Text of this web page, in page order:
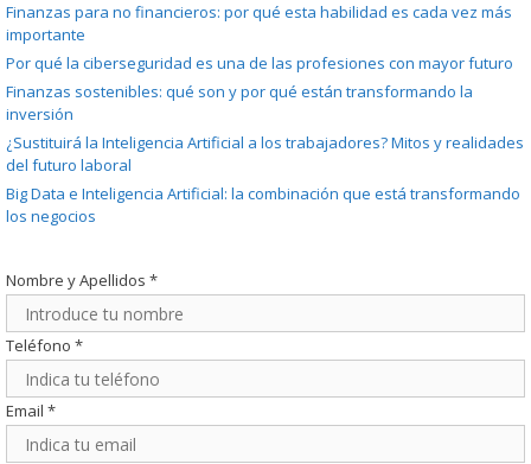
Finanzas para no financieros: por qué esta habilidad es cada vez más
importante
Por qué la ciberseguridad es una de las profesiones con mayor futuro
Finanzas sostenibles: qué son y por qué están transformando la
inversión
¿Sustituirá la Inteligencia Artificial a los trabajadores? Mitos y realidades
del futuro laboral
Big Data e Inteligencia Artificial: la combinación que está transformando
los negocios
Nombre y Apellidos *
Teléfono *
Email *